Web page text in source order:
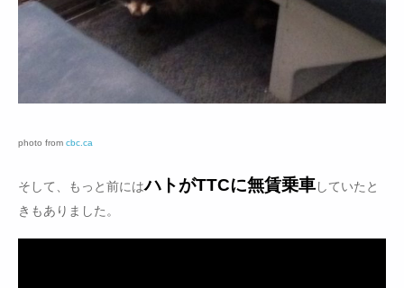
photo from cbc.ca
そして、もっと前にはハトがTTCに無賃乗車していたと
きもありました。